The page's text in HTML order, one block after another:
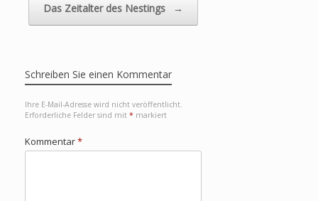
Das Zeitalter des Nestings →
Schreiben Sie einen Kommentar
Ihre E-Mail-Adresse wird nicht veröffentlicht.
Erforderliche Felder sind mit * markiert
Kommentar*